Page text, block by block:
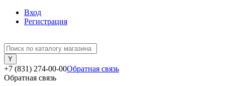
Вход
Регистрация
+7 (831) 274-00-00Обратная связь
Обратная связь